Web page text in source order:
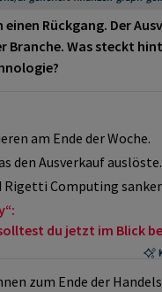
Rückgang. Der
Was steckt
am Ende der Woche.
den Ausverkauf auslöste.
Rigetti Computing
du jetzt im Blick
zum Ende der